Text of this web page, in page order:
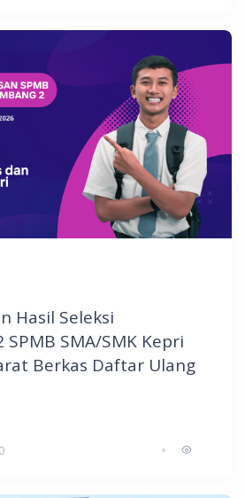
Hasil Seleksi
SMA/SMK Kepri
Berkas Daftar Ulang